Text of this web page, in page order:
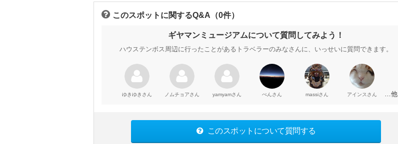
このスポットに関するQ&A（0件）
ギヤマンミュージアムについて質問してみよう！
ハウステンボス周辺に行ったことがあるトラベラーのみなさんに、いっせいに質問できます。
ゆきゆき さん ノムチョアさん yamyamさん ぺん さん massiさん アインス さん …他
このスポットについて質問する